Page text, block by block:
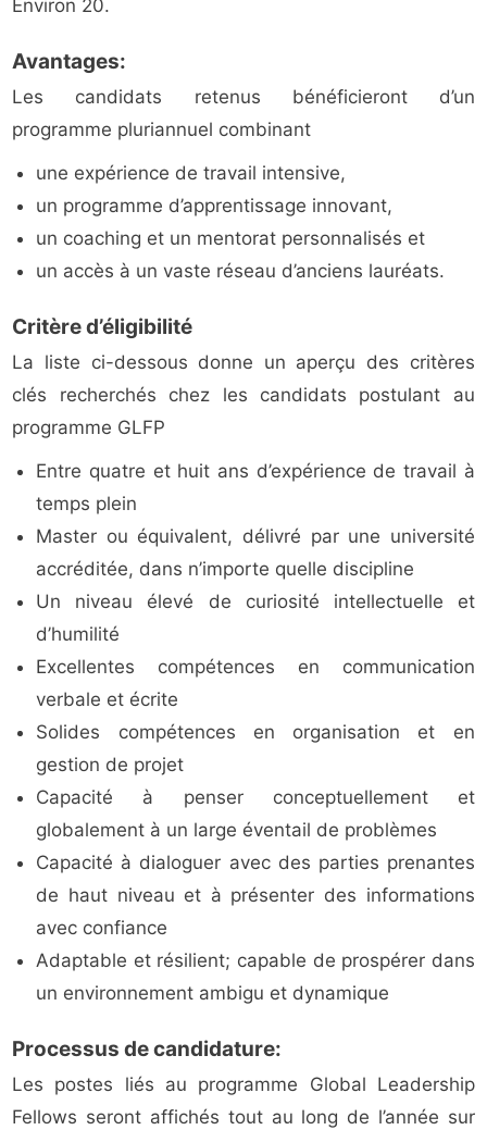
Environ 20.
Avantages:
Les candidats retenus bénéficieront d’un
programme pluriannuel combinant
une expérience de travail intensive,
un programme d’apprentissage innovant,
un coaching et un mentorat personnalisés et
un accès à un vaste réseau d’anciens lauréats.
Critère d’éligibilité
La liste ci-dessous donne un aperçu des critères
clés recherchés chez les candidats postulant au
programme GLFP
Entre quatre et huit ans d’expérience de travail à
temps plein
Master ou équivalent, délivré par une université
accréditée, dans n’importe quelle discipline
Un niveau élevé de curiosité intellectuelle et
d’humilité
Excellentes compétences en communication
verbale et écrite
Solides compétences en organisation et en
gestion de projet
Capacité à penser conceptuellement et
globalement à un large éventail de problèmes
Capacité à dialoguer avec des parties prenantes
de haut niveau et à présenter des informations
avec confiance
Adaptable et résilient; capable de prospérer dans
un environnement ambigu et dynamique
Processus de candidature:
Les postes liés au programme Global Leadership
Fellows seront affichés tout au long de l’année sur